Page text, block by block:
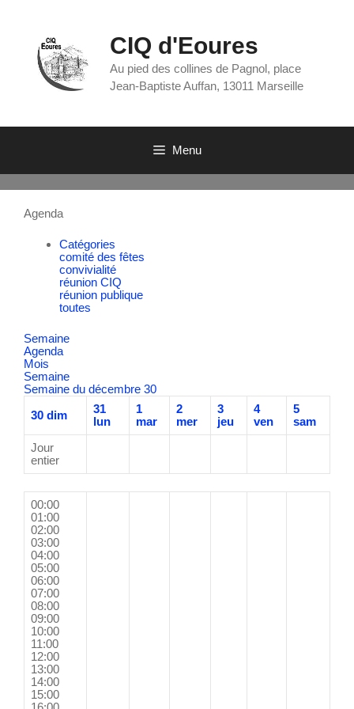
CIQ d'Eoures
Au pied des collines de Pagnol, place
Jean-Baptiste Auffan, 13011 Marseille
Menu
Agenda
Catégories
comité des fêtes
convivialité
réunion CIQ
réunion publique
toutes
Semaine
Agenda
Mois
Semaine
Semaine du décembre 30
30 dim
31
lun
1
mar
2
mer
3
jeu
4
ven
5
sam
Jour
entier
00:00
01:00
02:00
03:00
04:00
05:00
06:00
07:00
08:00
09:00
10:00
11:00
12:00
13:00
14:00
15:00